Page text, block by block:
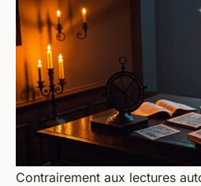
Contrairement aux lectures